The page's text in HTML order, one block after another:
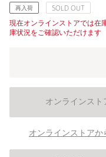
再入荷 SOLD OUT
現在オンラインストアでは在
庫状況をご確認いただけます
オンラインスト
オンラインストア